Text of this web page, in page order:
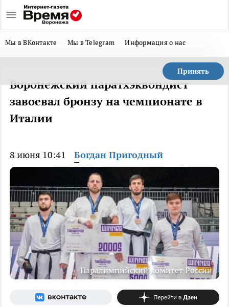
Мы в ВКонтакте Мы в Telegram Информация о нас
Принять
Воронежский паратхэквондист
завоевал бронзу на чемпионате в
Италии
8 июня 10:41 Богдан Пригодный
Паралимпийский комитет России